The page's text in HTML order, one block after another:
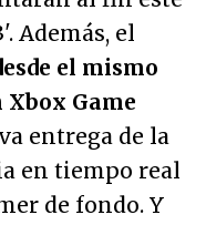
Además, el
el mismo
Game
entrega de la
en tiempo real
de fondo. Y